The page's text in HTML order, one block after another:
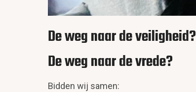
De weg naar de veiligheid?
De weg naar de vrede?
Bidden wij samen: